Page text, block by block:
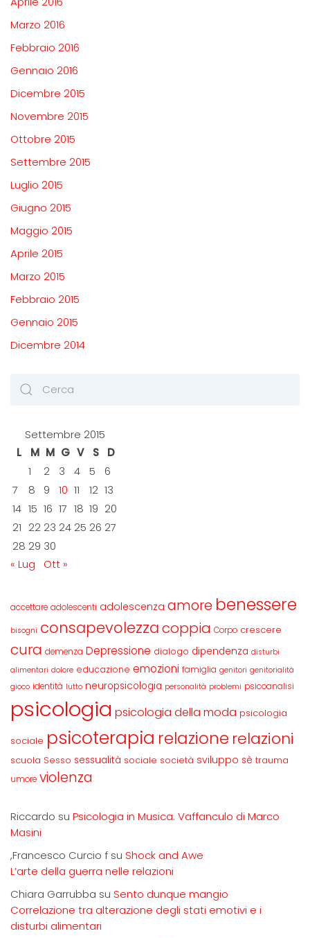
Marzo 2016
Febbraio 2016
Gennaio 2016
Dicembre 2015
Novembre 2015
Ottobre 2015
Settembre 2015
Luglio 2015
Giugno 2015
Maggio 2015
Aprile 2015
Marzo 2015
Febbraio 2015
Gennaio 2015
Dicembre 2014
Settembre 2015
L
M M G V S
D
1
2 3 4 5
6
7
8 9 10 11 12 13
14 15 16 17 18 19 20
21 22 23 24 25 26 27
28 29 30
« Lug
Ott »
accettare adolescenti adolescenza amore benessere
bisogni consapevolezzacoppia Corpo crescere
cura demenza Depressione dialogo dipendenza disturbi
alimentari dolore educazione emozioni famiglia genitori genitorialità
gioco identità lutto neuropsicologia personalità problemi psicoanalisi
psicologia psicologia della moda psicologia
sociale psicoterapia relazione relazioni
scuola Sesso sessualità sociale società sviluppo sè trauma
umore violenza
Riccardo su Psicologia in Musica. Vaffanculo di Marco
Masini
,Francesco Curcio f su Shock and Awe
L’arte della guerra nelle relazioni
Chiara Garrubba su Sento dunque mangio
Correlazione tra alterazione degli stati emotivi e i
disturbi alimentari